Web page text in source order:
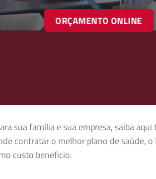
ORÇAMENTO ONLINE
sua família e sua empresa, saiba
contratar o melhor plano de saúde,
custo beneficio.